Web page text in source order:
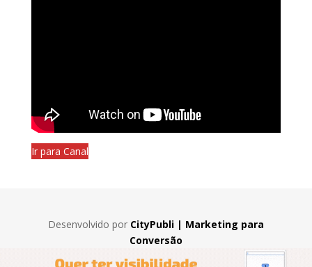
Ir para Canal
Desenvolvido por CityPubli | Marketing para
Conversão